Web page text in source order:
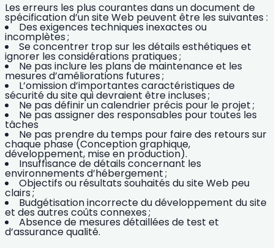
Les erreurs les plus courantes dans un document de
spécification d’un site Web peuvent être les suivantes :
Des exigences techniques inexactes ou
incomplètes ;
Se concentrer trop sur les détails esthétiques et
ignorer les considérations pratiques ;
Ne pas inclure les plans de maintenance et les
mesures d’améliorations futures ;
L’omission d’importantes caractéristiques de
sécurité du sitequi devraient être incluses ;
Ne pas définir un calendrier précis pour le projet ;
Ne pas assigner des responsables pour toutes les
tâches
Ne pas prendre du temps pour faire des retours sur
chaque phase (Conception graphique,
développement, mise en production).
Insuffisance de détails concernant les
environnements d’hébergement ;
Objectifs ou résultats souhaités du site Web peu
clairs ;
Budgétisation incorrecte du développement du site
et des autres coûts connexes ;
Absence de mesures détaillées de test et
d’assurance qualité.